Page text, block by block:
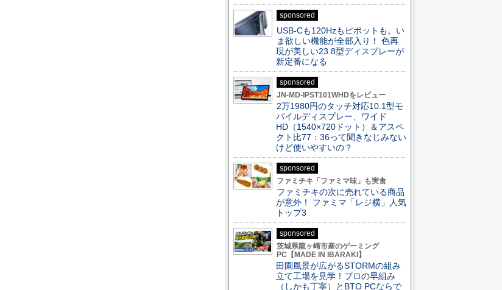
sponsored
USB-Cも120Hzもピボットも。い
ま欲しい機能が全部入り！ 色再
現が美しい23.8型ディスプレーが
新定番になる
sponsored
JN-MD-IPST101WHDをレビュー
2万1980円のタッチ対応10.1型モ
バイルディスプレー、ワイド
HD（1540×720ドット）＆アスペ
クト比77：36って聞きなじみない
けど使いやすいの？
sponsored
ファミチキ「ファミマ味」も実食
ファミチキの次に売れている商品
が意外！ ファミマ「レジ横」人気
トップ3
sponsored
茨城県龍ヶ崎市産のゲーミング
PC【MADE IN IBARAKI】
田園風景が広がるSTORMの組み
立て工場を見学！プロの早組み
（しかも丁寧）とBTO PCならで